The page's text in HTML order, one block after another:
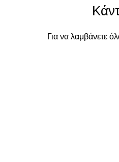
Για να λαμβάνετε